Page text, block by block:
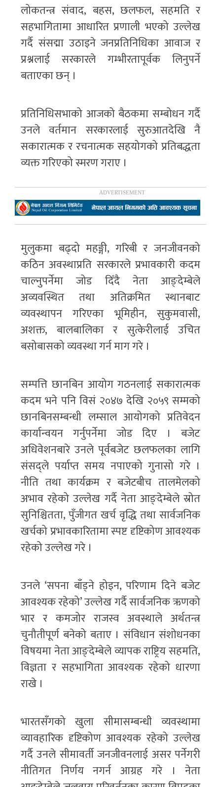
लोकतन्त्र संवाद, बहस, छलफल, सहमति र
सहभागितामा आधारित प्रणाली भएको उल्लेख
गर्दै संसद्मा उठाइने जनप्रतिनिधिका आवाज र
प्रश्नलाई सरकारले गम्भीरतापूर्वक लिनुपर्ने
बताएका छन् ।
प्रतिनिधिसभाको आजको बैठकमा सम्बोधन गर्दै
उनले वर्तमान सरकारलाई सुरुआतदेखि नै
सकारात्मक र रचनात्मक सहयोगको प्रतिबद्धता
व्यक्त गरिएको स्मरण गराए ।
मुलुकमा बढ्दो महङ्गी, गरिबी र जनजीवनको
कठिन अवस्थाप्रति सरकारले प्रभावकारी कदम
चाल्नुपर्नेमा जोड दिँदै नेता आङ्देम्बेले
अव्यवस्थित तथा अतिक्रमित स्थानबाट
व्यवस्थापन गरिएका भूमिहीन, सुकुमवासी,
अशक्त, बालबालिका र सुत्केरीलाई उचित
बसोबासको व्यवस्था गर्न माग गरे ।
सम्पत्ति छानबिन आयोग गठनलाई सकारात्मक
कदम भने पनि विसं २०४७ देखि २०५९ सम्मको
छानबिनसम्बन्धी लम्साल आयोगको प्रतिवेदन
कार्यान्वयन गर्नुपर्नेमा जोड दिए । बजेट
अधिवेशनबारे उनले पूर्वबजेट छलफलका लागि
संसद्ले पर्याप्त समय नपाएको गुनासो गरे ।
नीति तथा कार्यक्रम र बजेटबीच तालमेलको
अभाव रहेको उल्लेख गर्दै नेता आङ्देम्बेले स्रोत
सुनिश्चितता, पुँजीगत खर्च वृद्धि तथा सार्वजनिक
खर्चको प्रभावकारितामा स्पष्ट दृष्टिकोण आवश्यक
रहेको उल्लेख गरे ।
उनले ‘सपना बाँड्ने होइन, परिणाम दिने बजेट
आवश्यक रहेको’ उल्लेख गर्दै सार्वजनिक ऋणको
भार र कमजोर राजस्व अवस्थाले अर्थतन्त्र
चुनौतीपूर्ण बनेको बताए । संविधान संशोधनका
विषयमा नेता आङ्देम्बेले व्यापक राष्ट्रिय सहमति,
विज्ञता र सहभागिता आवश्यक रहेको धारणा
राखे ।
भारतसँगको खुला सीमासम्बन्धी व्यवस्थामा
व्यावहारिक दृष्टिकोण आवश्यक रहेको उल्लेख
गर्दै उनले सीमावर्ती जनजीवनलाई असर पर्नेगरी
नीतिगत निर्णय नगर्न आग्रह गरे । नेता